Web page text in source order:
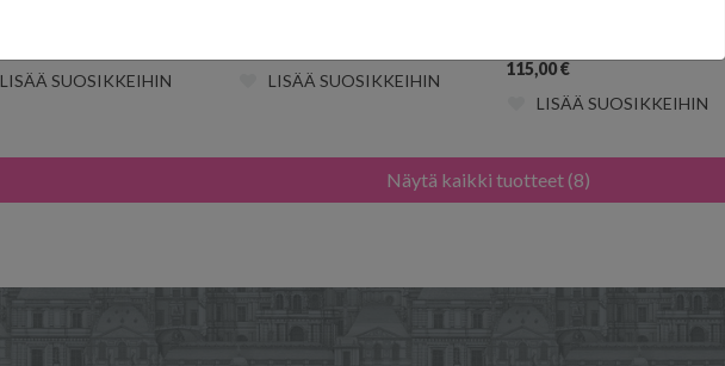
LISÄÄ SUOSIKKEIHIN
LISÄÄ SUOSIKKEIHIN
115,00€
LISÄÄ SUOSIKKEIHIN
Näytä kaikki tuotteet (8)